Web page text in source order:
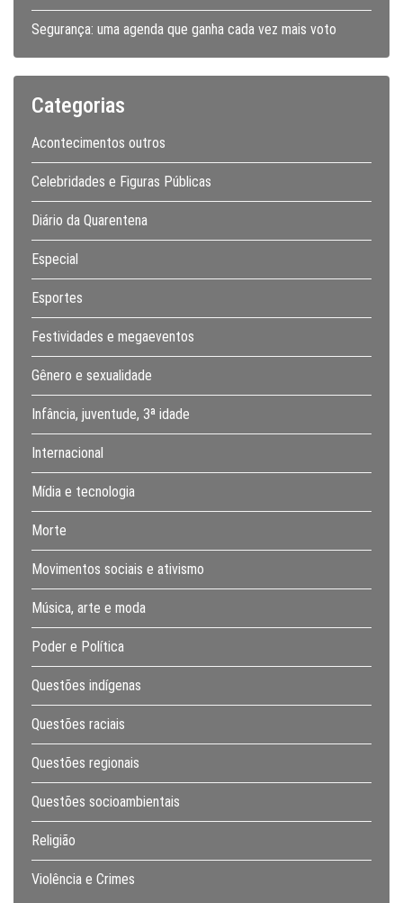
Segurança: uma agenda que ganha cada vez mais voto
Categorias
Acontecimentos outros
Celebridades e Figuras Públicas
Diário da Quarentena
Especial
Esportes
Festividades e megaeventos
Gênero e sexualidade
Infância, juventude, 3ª idade
Internacional
Mídia e tecnologia
Morte
Movimentos sociais e ativismo
Música, arte e moda
Poder e Política
Questões indígenas
Questões raciais
Questões regionais
Questões socioambientais
Religião
Violência e Crimes